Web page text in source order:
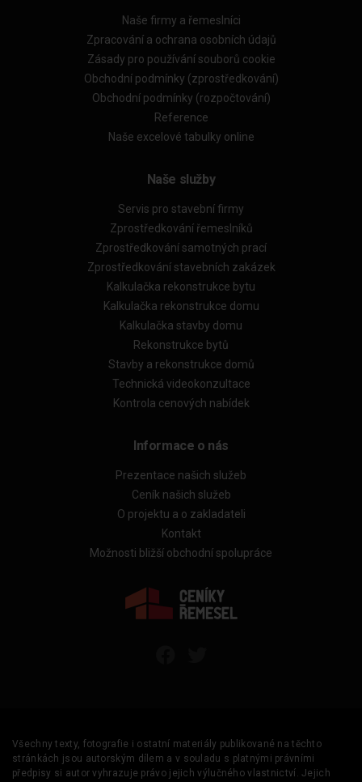
Naše firmy a řemeslníci
Zpracování a ochrana osobních údajů
Zásady pro používání souborů cookie
Obchodní podmínky (zprostředkování)
Obchodní podmínky (rozpočtování)
Reference
Naše excelové tabulky online
Naše služby
Servis pro stavební firmy
Zprostředkování řemeslníků
Zprostředkování samotných prací
Zprostředkování stavebních zakázek
Kalkulačka rekonstrukce bytu
Kalkulačka rekonstrukce domu
Kalkulačka stavby domu
Rekonstrukce bytů
Stavby a rekonstrukce domů
Technická videokonzultace
Kontrola cenových nabídek
Informace o nás
Prezentace našich služeb
Ceník našich služeb
O projektu a o zakladateli
Kontakt
Možnosti bližší obchodní spolupráce
Všechny texty, fotografie i ostatní materiály publikované na těchto
stránkách jsou autorským dílem a v souladu s platnými právními
předpisy si autor vyhrazuje právo jejich výlučného vlastnictví. Jejich